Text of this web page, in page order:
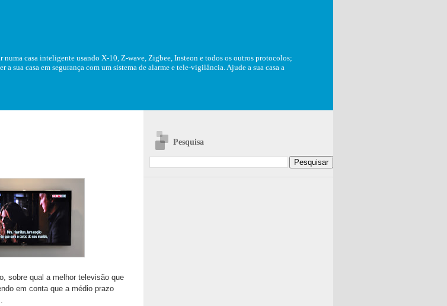
casa inteligente usando X-10, Z-wave, Zigbee, Insteon e todos os outros protocolos;
sua casa em segurança com um sistema de alarme e tele-vigilância. Ajude a sua casa a
sobre qual a melhor televisão que
em conta que a médio prazo
Pesquisa